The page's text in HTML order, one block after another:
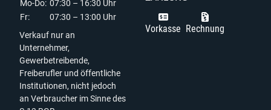
Mo-Do: 07:30 – 16:30 Uhr
Fr:
07:30 – 13:00 Uhr
Verkauf nur an
Unternehmer,
Gewerbetreibende,
Freiberufler und öffentliche
Institutionen, nicht jedoch
an Verbraucher im Sinne des
Vorkasse Rechnung